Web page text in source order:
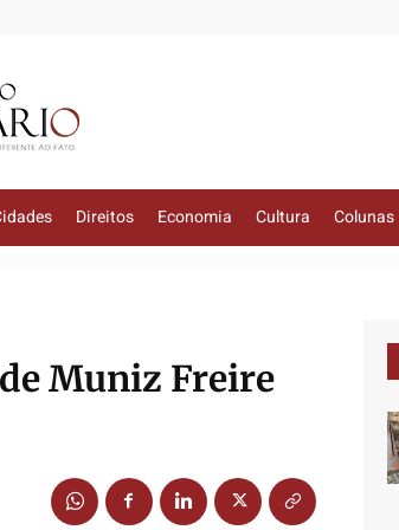
Direitos Economia Cultura Colunas
Muniz Freire